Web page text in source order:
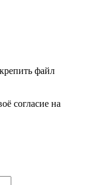
файл
согласие на